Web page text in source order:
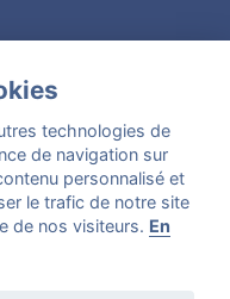
technologies de
de navigation sur
personnalisé et
le trafic de notre site
de nos visiteurs. En